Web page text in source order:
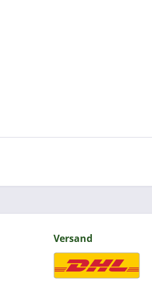
Versand